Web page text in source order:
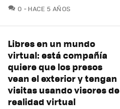
0 COMENTARIOS
HACE 5 AÑOS
Libres en un mundo
virtual: está compañía
quiere que los presos
vean el exterior y tengan
visitas usando visores de
realidad virtual